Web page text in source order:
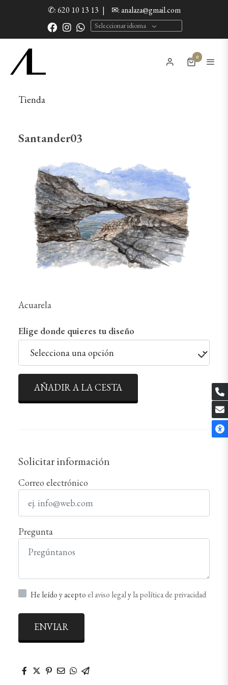
✆: 620 10 13 13 | ✉: analaza@gmail.com
Seleccionar idioma
0
Tienda
Santander03
Acuarela
Elige donde quieres tu diseño
AÑADIR A LA CESTA
Solicitar información
Correo electrónico
Pregunta
He leído y aceptoel aviso legalyla política de privacidad
ENVIAR